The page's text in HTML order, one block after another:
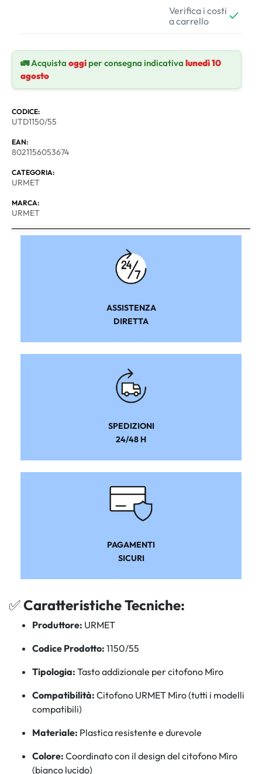
Verifica i costi
a carrello
🚛 Acquista oggiper consegna indicativa lunedì 10
agosto
CODICE:
UTD1150/55
EAN:
8021156053674
CATEGORIA:
URMET
MARCA:
URMET
ASSISTENZA
DIRETTA
SPEDIZIONI
24/48 H
PAGAMENTI
SICURI
✅Caratteristiche Tecniche:
Produttore: URMET
Codice Prodotto: 1150/55
Tipologia: Tasto addizionale per citofono Mìro
Compatibilità: Citofono URMET Mìro (tutti i modelli
compatibili)
Materiale: Plastica resistente e durevole
Colore: Coordinato con il design del citofono Mìro
(bianco lucido)